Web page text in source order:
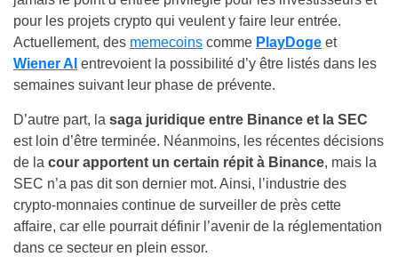
pour les projets crypto qui veulent y faire leur entrée.
Actuellement, des memecoins comme PlayDoge et
Wiener AI entrevoient la possibilité d’y être listés dans les
semaines suivant leur phase de prévente.
D’autre part, la saga juridique entre Binance et la SEC
est loin d’être terminée. Néanmoins, les récentes décisions
de la cour apportent un certain répit à Binance, mais la
SEC n’a pas dit son dernier mot. Ainsi, l’industrie des
crypto-monnaies continue de surveiller de près cette
affaire, car elle pourrait définir l’avenir de la réglementation
dans ce secteur en plein essor.